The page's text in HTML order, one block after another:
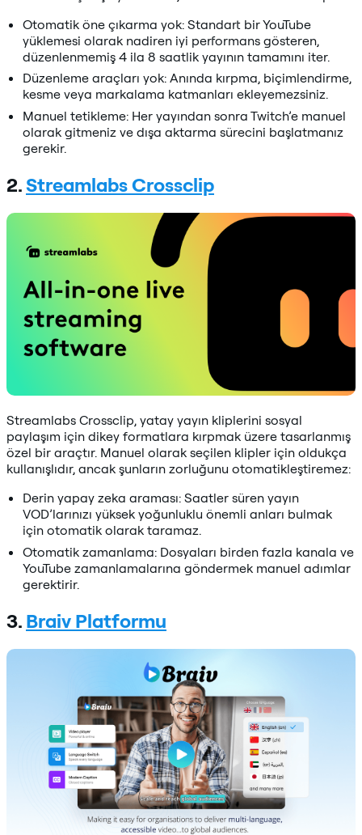
Otomatik öne çıkarma yok: Standart bir YouTube
yüklemesi olarak nadiren iyi performans gösteren,
düzenlenmemiş 4 ila 8 saatlik yayının tamamını iter.
Düzenleme araçları yok: Anında kırpma, biçimlendirme,
kesme veya markalama katmanları ekleyemezsiniz.
Manuel tetikleme: Her yayından sonra Twitch’e manuel
olarak gitmeniz ve dışa aktarma sürecini başlatmanız
gerekir.
2.Streamlabs Crossclip
Streamlabs Crossclip, yatay yayın kliplerini sosyal
paylaşım için dikey formatlara kırpmak üzere tasarlanmış
özel bir araçtır. Manuel olarak seçilen klipler için oldukça
kullanışlıdır, ancak şunların zorluğunu otomatikleştiremez:
Derin yapay zeka araması: Saatler süren yayın
VOD’larınızı yüksek yoğunluklu önemli anları bulmak
için otomatik olarak taramaz.
Otomatik zamanlama: Dosyaları birden fazla kanala ve
YouTube zamanlamalarına göndermek manuel adımlar
gerektirir.
3. Braiv Platformu